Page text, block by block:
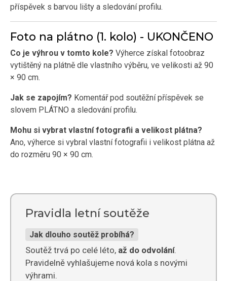
příspěvek s barvou lišty a sledování profilu.
Foto na plátno (1. kolo) - UKONČENO
Co je výhrou v tomto kole? Výherce získal fotoobraz
vytištěný na plátně dle vlastního výběru, ve velikosti až 90
× 90 cm.
Jak se zapojím? Komentář pod soutěžní příspěvek se
slovem PLÁTNO a sledování profilu.
Mohu si vybrat vlastní fotografii a velikost plátna?
Ano, výherce si vybral vlastní fotografii i velikost plátna až
do rozměru 90 × 90 cm.
Pravidla letní soutěže
Jak dlouho soutěž probíhá?
Soutěž trvá po celé léto, až do odvolání.
Pravidelně vyhlašujeme nová kola s novými
výhrami.